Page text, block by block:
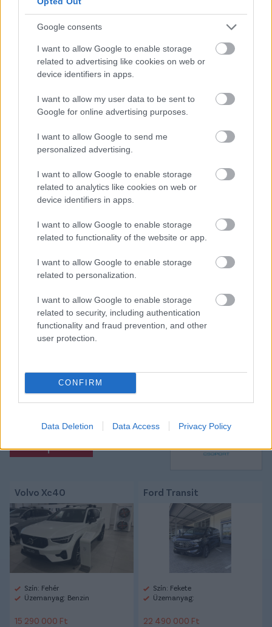
Google consents
I want to allow Google to enable storage
related to advertising like cookies on web or
device identifiers in apps.
I want to allow my user data to be sent to
Google for online advertising purposes.
I want to allow Google to send me
personalized advertising.
I want to allow Google to enable storage
related to analytics like cookies on web or
device identifiers in apps.
I want to allow Google to enable storage
related to functionality of the website or app.
I want to allow Google to enable storage
related to personalization.
I want to allow Google to enable storage
related to security, including authentication
functionality and fraud prevention, and other
user protection.
CONFIRM
Data Deletion Data Access Privacy Policy
Itt állíthatod be, hogy a Csakfoci az elsők
között legyen a Google-találatokban
Tetszett a cikk? Megosztanád?
#VB 2026 #VB2026
#FOCI-VB 2026
#PALVIN BARBARA
Autópiac
Volvo Xc40
Szín: Fehér
Üzemanyag: Benzin
15 290 000 Ft
Ford Transit
Szín: Fekete
Üzemanyag:
22 490 000 Ft